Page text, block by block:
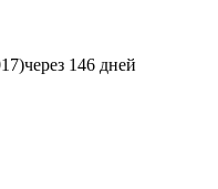
через 146 дней